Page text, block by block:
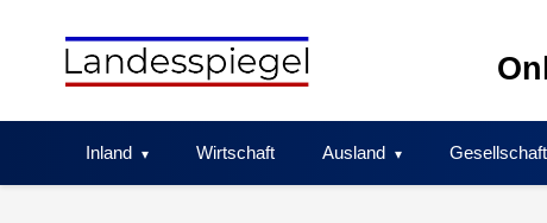
Inland Wirtschaft Ausland Gesellschaft